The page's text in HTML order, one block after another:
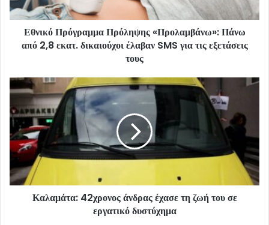
Εθνικό Πρόγραμμα Πρόληψης «Προλαμβάνω»: Πάνω
από 2,8 εκατ. δικαιούχοι έλαβαν SMS για τις εξετάσεις
τους
Καλαμάτα: 42χρονος άνδρας έχασε τη ζωή του σε
εργατικό δυστύχημα